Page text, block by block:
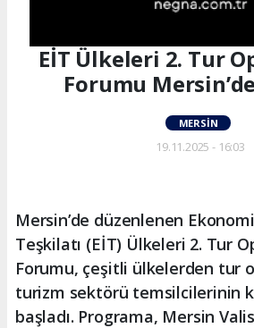
EİT Ülkeleri 2. Tur
Forumu
MERSIN
19.11.2025 - 16:03
Mersin’de düzenlenen
Teşkilatı (EİT) Ülkeleri 2. Tur
Forumu, çeşitli ülkelerden tur
turizm sektörü temsilcilerinin
başladı. Programa, Mersin